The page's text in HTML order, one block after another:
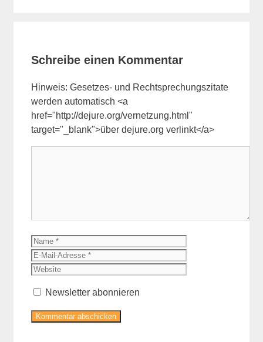
Schreibe einen Kommentar
Hinweis: Gesetzes- und Rechtsprechungszitate
werden automatisch <a
href="http://dejure.org/vernetzung.html"
target="_blank">über dejure.org verlinkt</a>
Name
Newsletter abonnieren